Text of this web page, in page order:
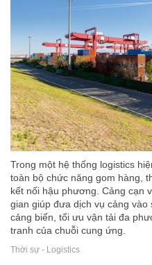
Trong một hệ thống logistics
toàn bộ chức năng gom hàng,
kết nối hậu phương. Cảng cạn
gian giúp đưa dịch vụ cảng
cảng biển, tối ưu vận tải đa
tranh của chuỗi cung ứng.
Thời sự - Logistics